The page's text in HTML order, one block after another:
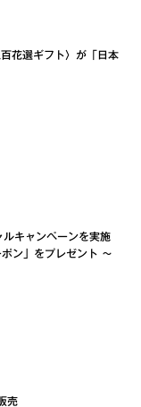
花選ギフト〉が「日本
キャンペーンを実施
ン」をプレゼント ～
売